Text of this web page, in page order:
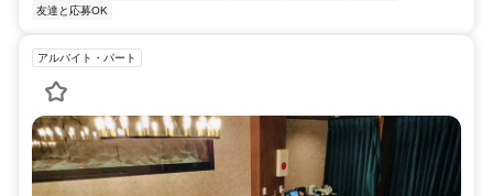
友達と応募OK
アルバイト・パート